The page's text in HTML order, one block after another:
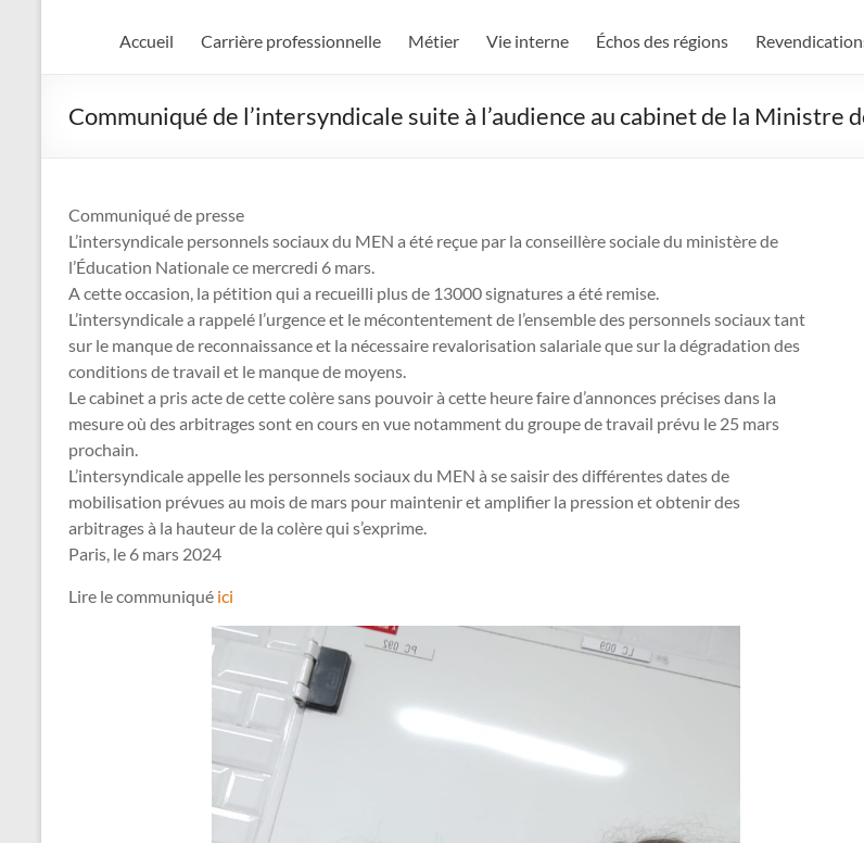
Accueil Carrière professionnelle Métier Vie interne Échos des régions
Communiqué de l’intersyndicale suite à l’audience au cabinet de la Ministre
Communiqué de presse
L’intersyndicale personnels sociaux du MEN a été reçue par la conseillère sociale du ministère de
l’Éducation Nationale ce mercredi 6 mars.
A cette occasion, la pétition qui a recueilli plus de 13000 signatures a été remise.
L’intersyndicale a rappelé l’urgence et le mécontentement de l’ensemble des personnels sociaux tant
sur le manque de reconnaissance et la nécessaire revalorisation salariale que sur la dégradation des
conditions de travail et le manque de moyens.
Le cabinet a pris acte de cette colère sans pouvoir à cette heure faire d’annonces précises dans la
mesure où des arbitrages sont en cours en vue notamment du groupe de travail prévu le 25 mars
prochain.
L’intersyndicale appelle les personnels sociaux du MEN à se saisir des différentes dates de
mobilisation prévues au mois de mars pour maintenir et amplifier la pression et obtenir des
arbitrages à la hauteur de la colère qui s’exprime.
Paris, le 6 mars 2024
Lire le communiqué ici